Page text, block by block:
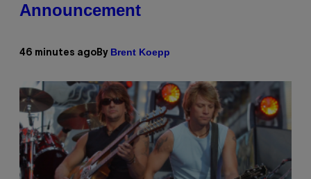
Announcement
46 minutes ago By Brent Koepp